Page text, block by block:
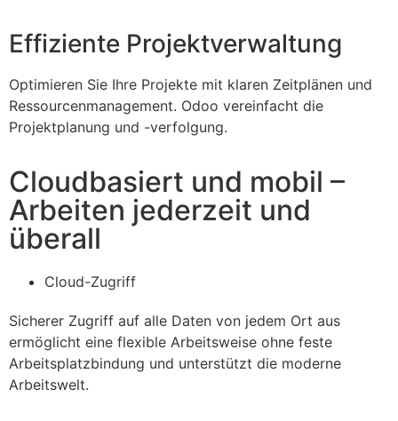
Effiziente Projektverwaltung
Optimieren Sie Ihre Projekte mit klaren Zeitplänen und
Ressourcenmanagement. Odoo vereinfacht die
Projektplanung und -verfolgung.
Cloudbasiert und mobil –
Arbeiten jederzeit und
überall
Cloud-Zugriff
Sicherer Zugriff auf alle Daten von jedem Ort aus
ermöglicht eine flexible Arbeitsweise ohne feste
Arbeitsplatzbindung und unterstützt die moderne
Arbeitswelt.